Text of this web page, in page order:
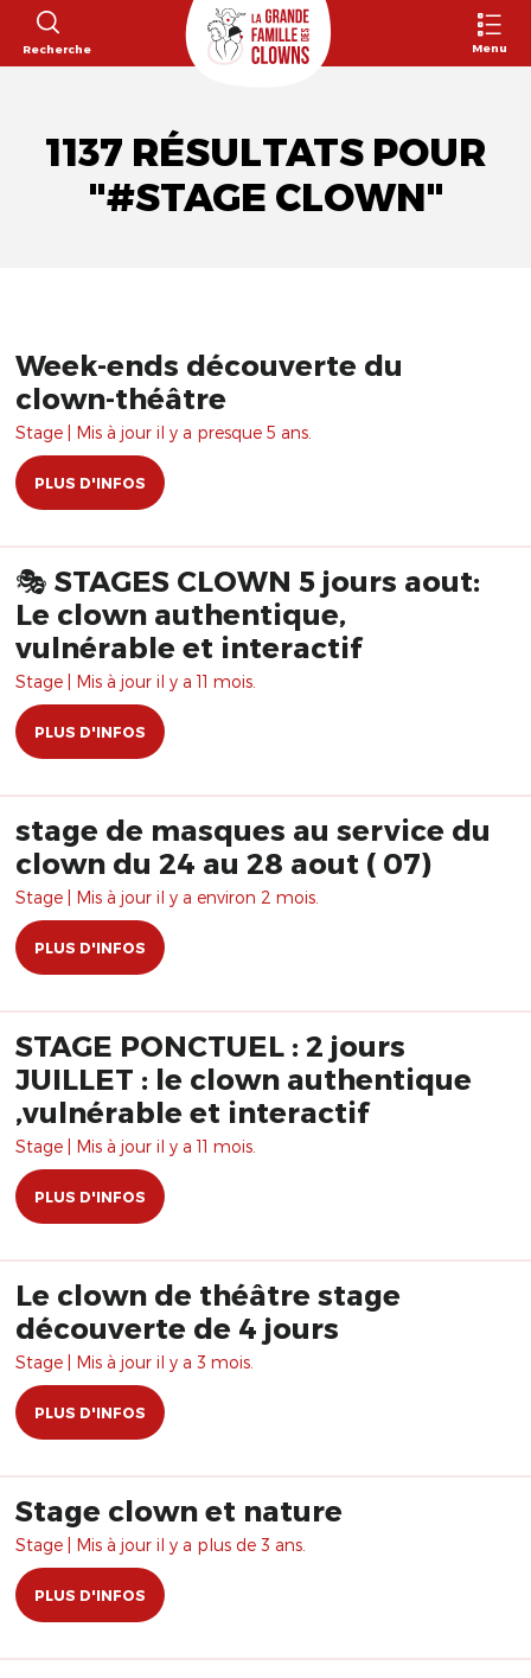
Recherche Menu
1137 RÉSULTATS POUR
"#STAGE CLOWN"
Week-ends découverte du
clown-théâtre
Stage | Mis à jour il y a presque 5 ans.
PLUS D'INFOS
🎭 STAGES CLOWN 5 jours aout:
Le clown authentique,
vulnérable et interactif
Stage | Mis à jour il y a 11 mois.
PLUS D'INFOS
stage de masques au service du
clown du 24 au 28 aout ( 07)
Stage | Mis à jour il y a environ 2 mois.
PLUS D'INFOS
STAGE PONCTUEL : 2 jours
JUILLET : le clown authentique
,vulnérable et interactif
Stage | Mis à jour il y a 11 mois.
PLUS D'INFOS
Le clown de théâtre stage
découverte de 4 jours
Stage | Mis à jour il y a 3 mois.
PLUS D'INFOS
Stage clown et nature
Stage | Mis à jour il y a plus de 3 ans.
PLUS D'INFOS